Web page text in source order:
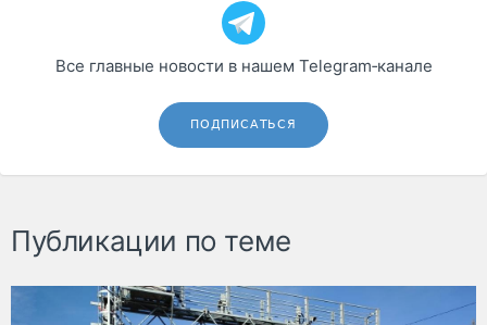
Все главные новости в нашем Telegram‑канале
ПОДПИСАТЬСЯ
Публикации по теме